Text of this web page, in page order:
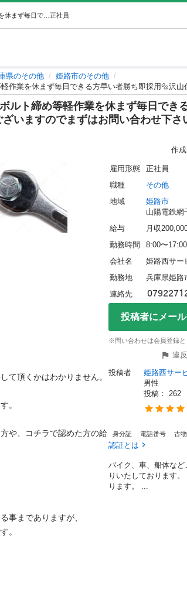
正社員
県のその他
姫路市のその他
等軽作業を休まず毎日できる方早い者勝ち即採用🔩沢
ボルト締め等軽作業を休まず毎日でき
いますのでまずはお問い合わせ下さ
作成
て頂くかはわかりません。
。
や、コチラで認めた方の給
事までありますが、
。
雇用形態
正社員
職種
その他
地域
姫路市
山陽電鉄網
給与
月収
勤務時間
8:00〜17:00
会社名
姫路西サー
勤務地
兵庫県姫路
連絡先
投稿者にメー
※問い合わせは会員登録と
違
投稿者
姫路西サー
男性
投稿： 262
身分証 電話番号 古
認証とは
バイク、車、船体など
りいたしております
ります。 ...